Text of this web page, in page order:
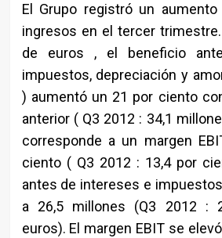
El Grupo registró un
ingresos en el tercer
de euros , el beneficio
impuestos, depreciación y
) aumentó un 21 por ciento
anterior ( Q3 2012 : 34,1
corresponde a un margen
ciento ( Q3 2012 : 13,4 por
antes de intereses e
a 26,5 millones (Q3 2012 :
euros). El margen EBIT se